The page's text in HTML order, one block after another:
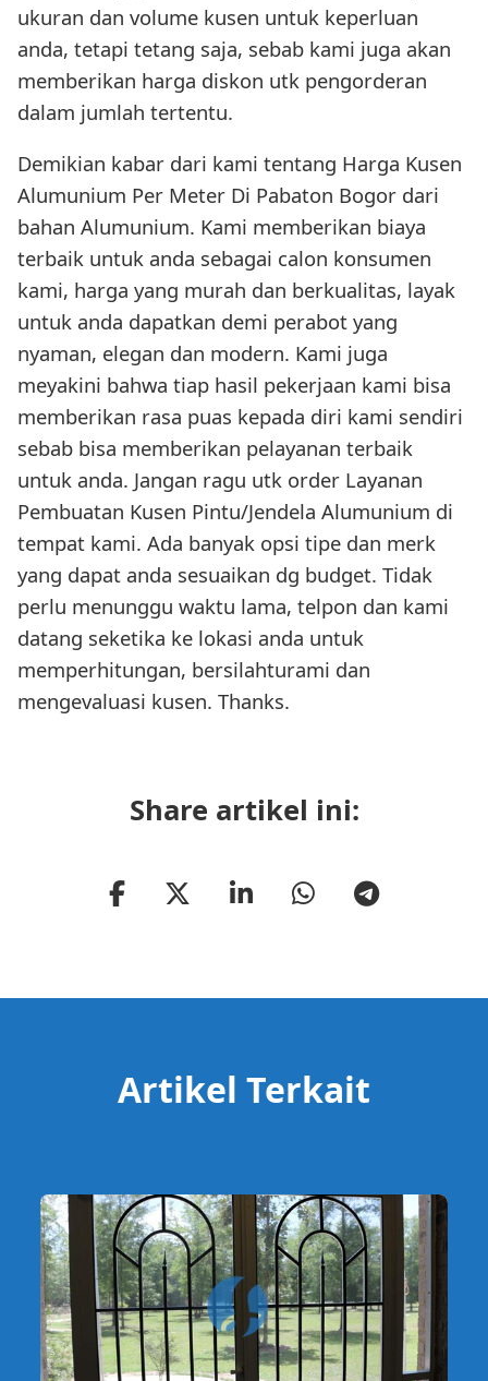
ukuran dan volume kusen untuk keperluan
anda, tetapi tetang saja, sebab kami juga akan
memberikan harga diskon utk pengorderan
dalam jumlah tertentu.
Demikian kabar dari kami tentang Harga Kusen
Alumunium Per Meter Di Pabaton Bogor dari
bahan Alumunium. Kami memberikan biaya
terbaik untuk anda sebagai calon konsumen
kami, harga yang murah dan berkualitas, layak
untuk anda dapatkan demi perabot yang
nyaman, elegan dan modern. Kami juga
meyakini bahwa tiap hasil pekerjaan kami bisa
memberikan rasa puas kepada diri kami sendiri
sebab bisa memberikan pelayanan terbaik
untuk anda. Jangan ragu utk order Layanan
Pembuatan Kusen Pintu/Jendela Alumunium di
tempat kami. Ada banyak opsi tipe dan merk
yang dapat anda sesuaikan dg budget. Tidak
perlu menunggu waktu lama, telpon dan kami
datang seketika ke lokasi anda untuk
memperhitungan, bersilahturami dan
mengevaluasi kusen. Thanks.
Share artikel ini:
Artikel Terkait